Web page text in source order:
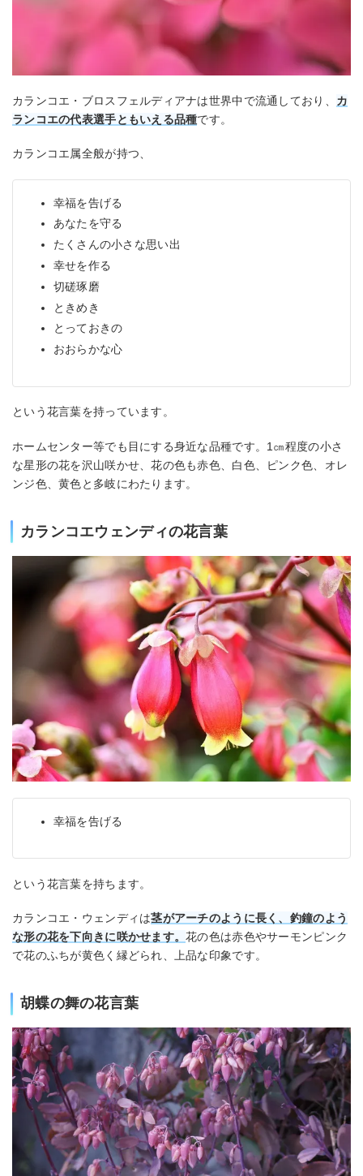
カランコエ・ブロスフェルディアナは世界中で流通しており、 カ
ランコエの代表選手ともいえる品種です。
カランコエ属全般が持つ、
幸福を告げる
あなたを守る
たくさんの小さな思い出
幸せを作る
切磋琢磨
ときめき
とっておきの
おおらかな心
という花言葉を持っています。
ホームセンター等でも目にする身近な品種です。1㎝程度の小さ
な星形の花を沢山咲かせ、花の色も赤色、白色、ピンク色、オレ
ンジ色、黄色と多岐にわたります。
カランコエウェンディの花言葉
幸福を告げる
という花言葉を持ちます。
カランコエ・ウェンディは茎がアーチのように長く、釣鐘のよう
な形の花を下向きに咲かせます。花の色は赤色やサーモンピンク
で花のふちが黄色く縁どられ、上品な印象です。
胡蝶の舞の花言葉